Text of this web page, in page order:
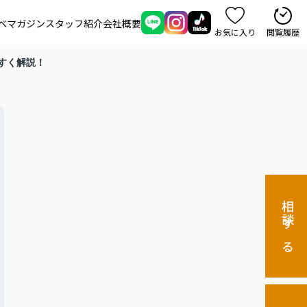
マガジンスタッフ紹介会社概要
お気に入り 閲覧履歴
相談する
く解説！